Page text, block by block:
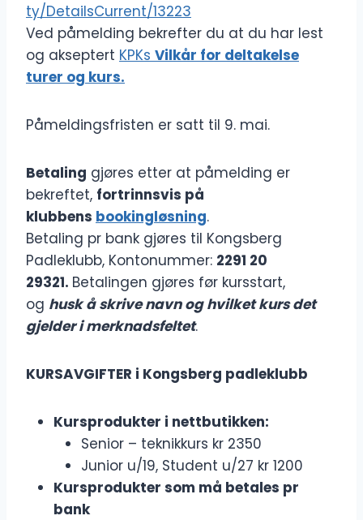
ty/DetailsCurrent/13223
Ved påmelding bekrefter du at du har lest
og akseptert KPKs Vilkår for deltakelse
turer og kurs.
Påmeldingsfristen er satt til 9. mai.
Betaling gjøres etter at påmelding er
bekreftet, fortrinnsvis på
klubbens bookingløsning.
Betaling pr bank gjøres til Kongsberg
Padleklubb, Kontonummer: 2291 20
29321. Betalingen gjøres før kursstart,
og husk å skrive navn og hvilket kurs det
gjelder i merknadsfeltet.
KURSAVGIFTER i Kongsberg padleklubb
Kursprodukter i nettbutikken:
Senior – teknikkurs kr 2350
Junior u/19, Student u/27 kr 1200
Kursprodukter som må betales pr
bank